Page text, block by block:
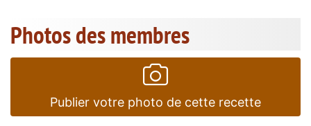
Photos des membres
Publier votre photo de cette recette